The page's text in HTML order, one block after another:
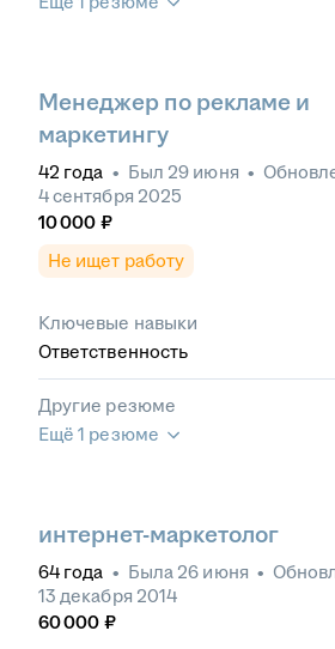
Менеджер по рекламе и
маркетингу
42 года • Был 29 июня •
4 сентября 2025
10 000 ₽
Не ищет работу
Ключевые навыки
Ответственность
Другие резюме
Ещё 1 резюме
интернет-маркетолог
64 года • Была 26 июня •
13 декабря 2014
60 000 ₽